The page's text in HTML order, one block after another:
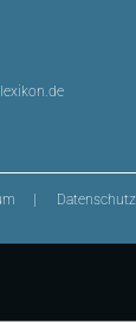
Datenschutz